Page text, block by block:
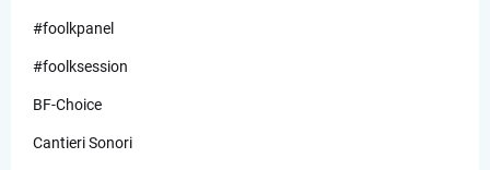
#foolkpanel
#foolksession
BF-Choice
Cantieri Sonori